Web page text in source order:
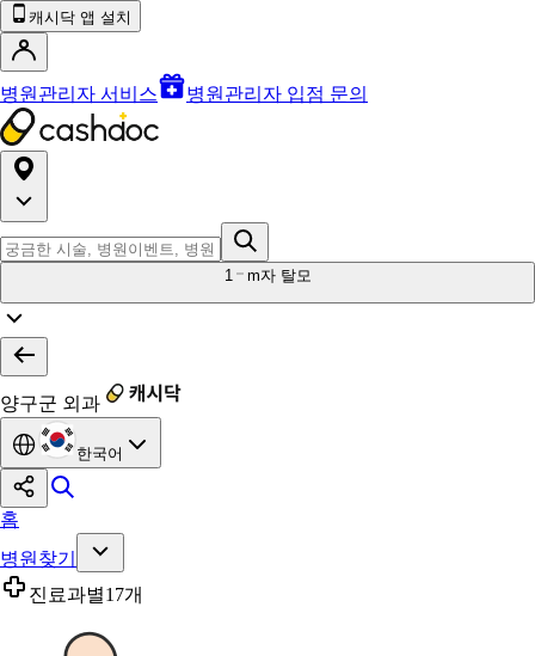
캐시닥 앱 설치
병원관리자 서비스 병원관리자 입점 문의
1 m자 탈모
양구군 외과
한국어
홈
병원찾기
진료과별17개